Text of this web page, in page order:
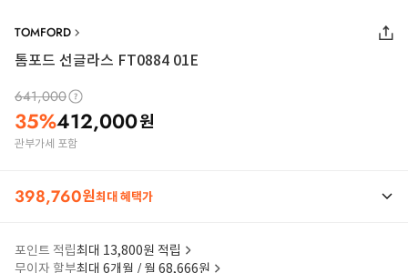
TOMFORD
톰포드 선글라스 FT0884 01E
641,000
35%412,000원
관부가세 포함
398,760원최대 혜택가
포인트 적립최대 13,800원 적립
무이자 할부최대 6개월 / 월 68,666원